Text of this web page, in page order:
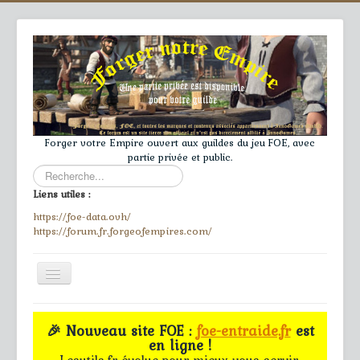
Forger votre Empire ouvert aux guildes du jeu FOE, avec
partie privée et public.
Rechercher
Liens utiles :
https://foe-data.ovh/
https://forum.fr.forgeofempires.com/
Toggle
Navigation
≡
Accueil
🎉 Nouveau site FOE :foe-entraide.frest
en ligne !